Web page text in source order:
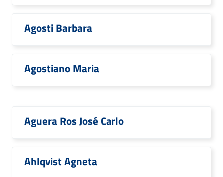
Agosti Barbara
Agostiano Maria
Aguera Ros José Carlo
Ahlqvist Agneta